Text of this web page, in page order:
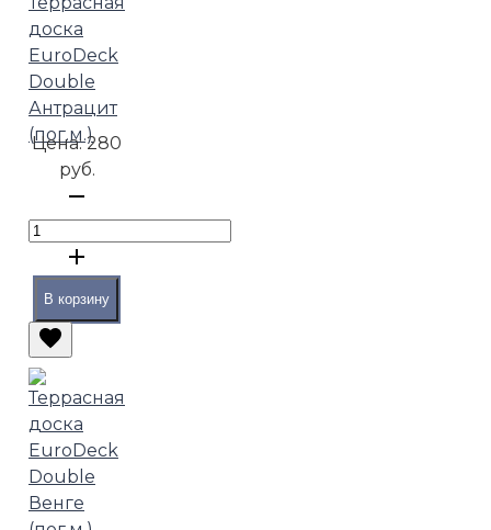
доска
EuroDeck
Double
Антрацит
(пог.м.)
Цена:280
руб.
В корзину